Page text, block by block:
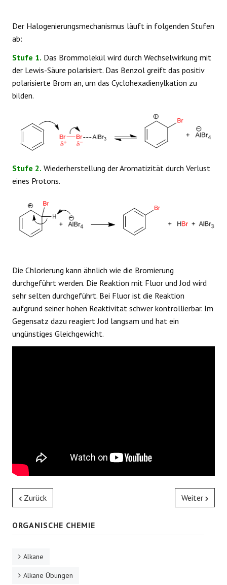
Der Halogenierungsmechanismus läuft in folgenden Stufen
ab:
Stufe 1. Das Brommolekül wird durch Wechselwirkung mit
der Lewis-Säure polarisiert. Das Benzol greift das positiv
polarisierte Brom an, um das Cyclohexadienylkation zu
bilden.
Stufe 2. Wiederherstellung der Aromatizität durch Verlust
eines Protons.
Die Chlorierung kann ähnlich wie die Bromierung
durchgeführt werden. Die Reaktion mit Fluor und Jod wird
sehr selten durchgeführt. Bei Fluor ist die Reaktion
aufgrund seiner hohen Reaktivität schwer kontrollierbar. Im
Gegensatz dazu reagiert Jod langsam und hat ein
ungünstiges Gleichgewicht.
Zurück Weiter
ORGANISCHE CHEMIE
Alkane
Alkane Übungen